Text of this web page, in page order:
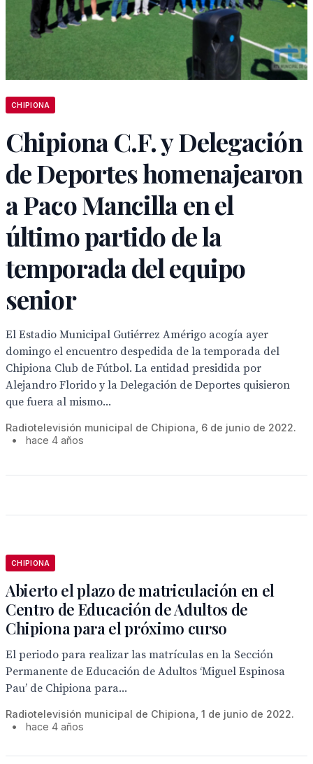
CHIPIONA
Chipiona C.F. y Delegación
de Deportes homenajearon
a Paco Mancilla en el
último partido de la
temporada del equipo
senior
El Estadio Municipal Gutiérrez Amérigo acogía ayer
domingo el encuentro despedida de la temporada del
Chipiona Club de Fútbol. La entidad presidida por
Alejandro Florido y la Delegación de Deportes quisieron
que fuera al mismo...
Radiotelevisión municipal de Chipiona, 6 de junio de 2022.
•
hace 4 años
CHIPIONA
Abierto el plazo de matriculación en el
Centro de Educación de Adultos de
Chipiona para el próximo curso
El periodo para realizar las matrículas en la Sección
Permanente de Educación de Adultos ‘Miguel Espinosa
Pau’ de Chipiona para...
Radiotelevisión municipal de Chipiona, 1 de junio de 2022.
•
hace 4 años